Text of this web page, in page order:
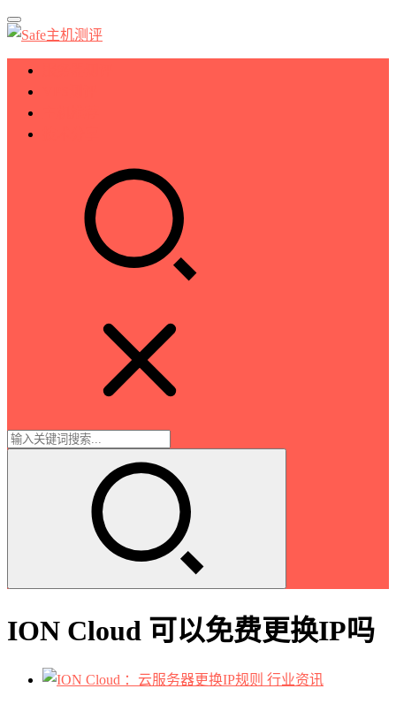
ION Cloud 可以免费更换IP吗
行业资讯